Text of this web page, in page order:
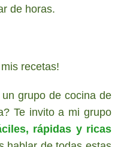
de horas.
recetas!
grupo de cocina de
Te invito a mi grupo
rápidas y ricas